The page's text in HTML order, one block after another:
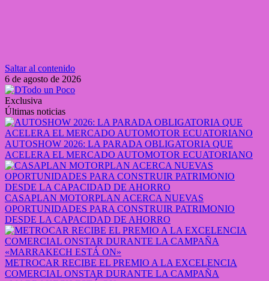
Saltar al contenido
6 de agosto de 2026
Exclusiva
Últimas noticias
AUTOSHOW 2026: LA PARADA OBLIGATORIA QUE
ACELERA EL MERCADO AUTOMOTOR ECUATORIANO
CASAPLAN MOTORPLAN ACERCA NUEVAS
OPORTUNIDADES PARA CONSTRUIR PATRIMONIO
DESDE LA CAPACIDAD DE AHORRO
METROCAR RECIBE EL PREMIO A LA EXCELENCIA
COMERCIAL ONSTAR DURANTE LA CAMPAÑA